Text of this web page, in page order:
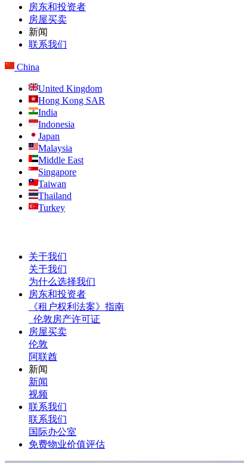
房东和投资者
房屋买卖
新闻
联系我们
China
United Kingdom
Hong Kong SAR
India
Indonesia
Japan
Malaysia
Middle East
Singapore
Taiwan
Thailand
Turkey
关于我们
关于我们
为什么选择我们
房东和投资者
《租户权利法案》指南
伦敦房产许可证
房屋买卖
伦敦
阿联酋
新闻
新闻
视频
联系我们
联系我们
国际办公室
免费物业价值评估